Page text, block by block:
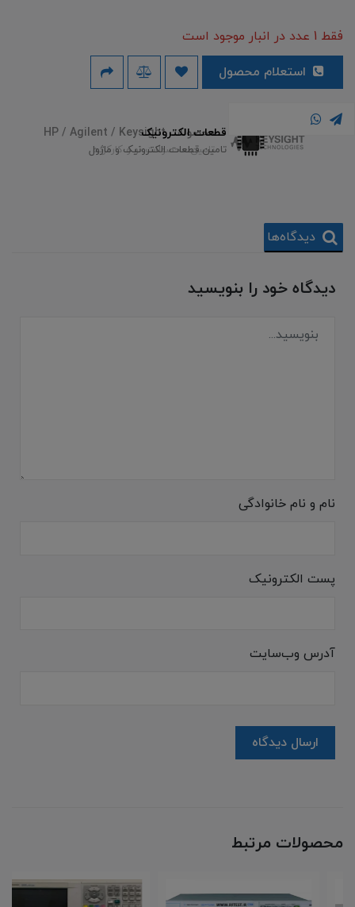
فقط 1 عدد در انبار موجود است
محصولات HP / Agilent / Keysight
تامین محصولات نو و کارکرده
قطعات الکترونیک
تامین قطعات الکترونیک و ماژول
دیدگاه‌ها
دیدگاه خود را بنویسید
نام و نام خانوادگی
پست الکترونیک
آدرس وب‌سایت
ارسال دیدگاه
محصولات مرتبط